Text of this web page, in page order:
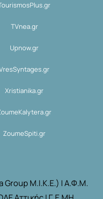
TVnea.gr
Upnow.gr
Xristianika.gr
ZoumeSpiti.gr
Group Μ.Ι.Κ.Ε.) | Α.Φ.Μ.